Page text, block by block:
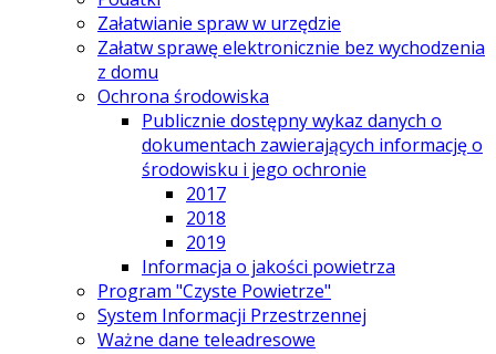
Załatwianie spraw w urzędzie
Załatw sprawę elektronicznie bez wychodzenia
z domu
Ochrona środowiska
Publicznie dostępny wykaz danych o
dokumentach zawierających informację o
środowisku i jego ochronie
2017
2018
2019
Informacja o jakości powietrza
Program "Czyste Powietrze"
System Informacji Przestrzennej
Ważne dane teleadresowe